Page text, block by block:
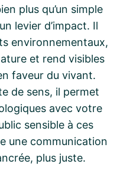
plus qu’un simple
levier d’impact. Il
environnementaux,
et rend visibles
faveur du vivant.
de sens, il permet
avec votre
sensible à ces
une communication
plus juste.